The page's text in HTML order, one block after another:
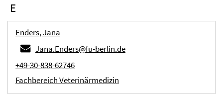
E
Enders, Jana
Jana.Enders@fu-berlin.de
+49-30-838-62746
Fachbereich Veterinärmedizin